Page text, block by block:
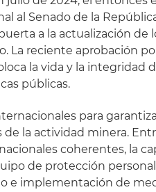
al Senado de la
a la actualización de
La reciente aprobación
la vida y la integridad
públicas.
para
de la actividad minera.
coherentes, la
de protección
e implementación de